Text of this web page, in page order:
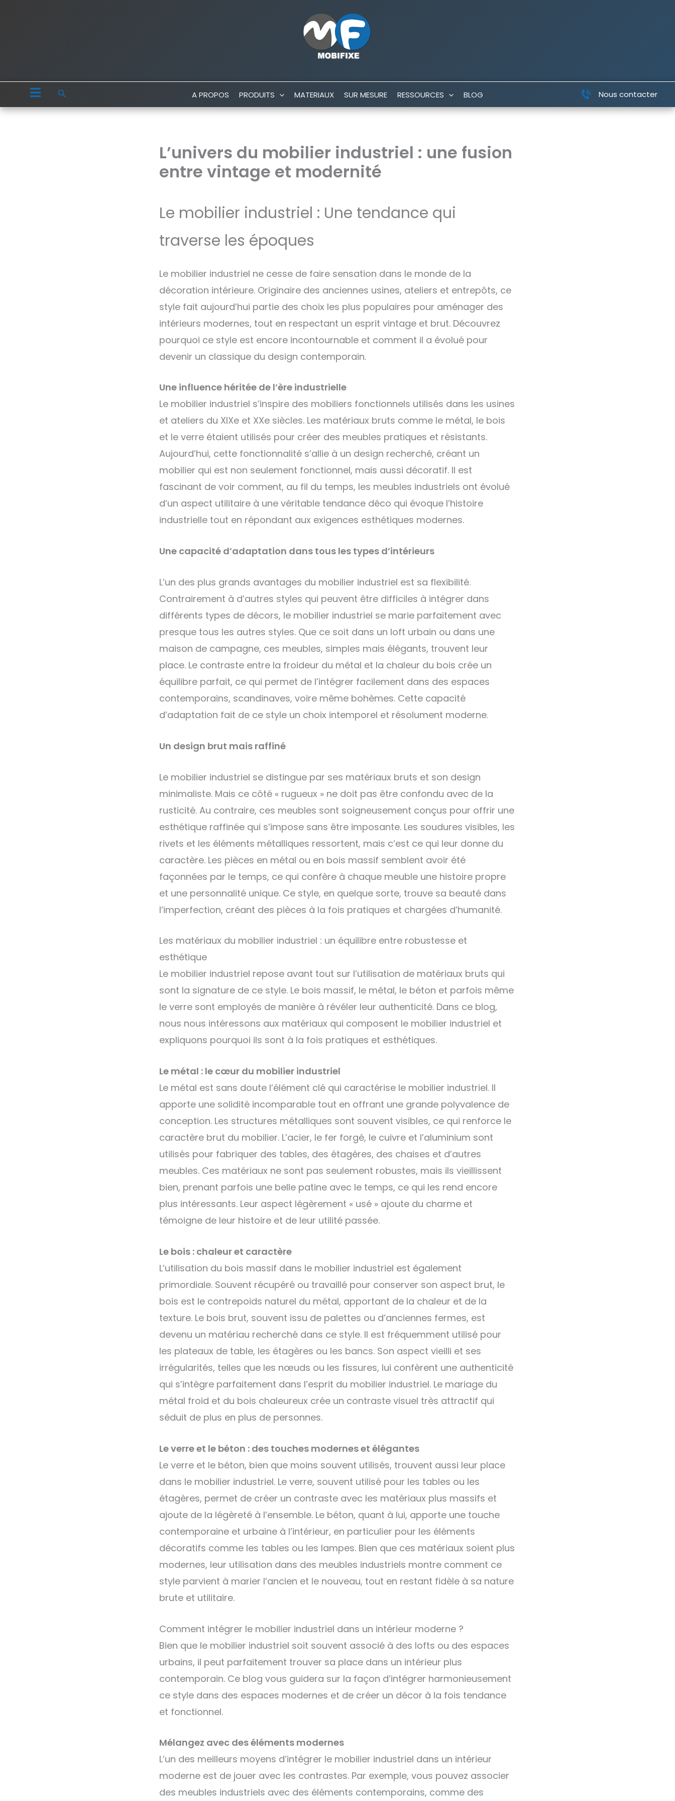
Rechercher A PROPOS PRODUITS MATERIAUX SUR MESURE RESSOURCES BLOG Nous contacter
L’univers du mobilier industriel : une fusion
entre vintage et modernité
Le mobilier industriel : Une tendance qui
traverse les époques
Le mobilier industriel ne cesse de faire sensation dans le monde de la
décoration intérieure. Originaire des anciennes usines, ateliers et entrepôts, ce
style fait aujourd’hui partie des choix les plus populaires pour aménager des
intérieurs modernes, tout en respectant un esprit vintage et brut. Découvrez
pourquoi ce style est encore incontournable et comment il a évolué pour
devenir un classique du design contemporain.
Une influence héritée de l’ère industrielle
Le mobilier industriel s’inspire des mobiliers fonctionnels utilisés dans les usines
et ateliers du XIXe et XXe siècles. Les matériaux bruts comme le métal, le bois
et le verre étaient utilisés pour créer des meubles pratiques et résistants.
Aujourd’hui, cette fonctionnalité s’allie à un design recherché, créant un
mobilier qui est non seulement fonctionnel, mais aussi décoratif. Il est
fascinant de voir comment, au fil du temps, les meubles industriels ont évolué
d’un aspect utilitaire à une véritable tendance déco qui évoque l’histoire
industrielle tout en répondant aux exigences esthétiques modernes.
Une capacité d’adaptation dans tous les types d’intérieurs
L’un des plus grands avantages du mobilier industriel est sa flexibilité.
Contrairement à d’autres styles qui peuvent être difficiles à intégrer dans
différents types de décors, le mobilier industriel se marie parfaitement avec
presque tous les autres styles. Que ce soit dans un loft urbain ou dans une
maison de campagne, ces meubles, simples mais élégants, trouvent leur
place. Le contraste entre la froideur du métal et la chaleur du bois crée un
équilibre parfait, ce qui permet de l’intégrer facilement dans des espaces
contemporains, scandinaves, voire même bohèmes. Cette capacité
d’adaptation fait de ce style un choix intemporel et résolument moderne.
Un design brut mais raffiné
Le mobilier industriel se distingue par ses matériaux bruts et son design
minimaliste. Mais ce côté « rugueux » ne doit pas être confondu avec de la
rusticité. Au contraire, ces meubles sont soigneusement conçus pour offrir une
esthétique raffinée qui s’impose sans être imposante. Les soudures visibles, les
rivets et les éléments métalliques ressortent, mais c’est ce qui leur donne du
caractère. Les pièces en métal ou en bois massif semblent avoir été
façonnées par le temps, ce qui confère à chaque meuble une histoire propre
et une personnalité unique. Ce style, en quelque sorte, trouve sa beauté dans
l’imperfection, créant des pièces à la fois pratiques et chargées d’humanité.
Les matériaux du mobilier industriel : un équilibre entre robustesse et
esthétique
Le mobilier industriel repose avant tout sur l’utilisation de matériaux bruts qui
sont la signature de ce style. Le bois massif, le métal, le béton et parfois même
le verre sont employés de manière à révéler leur authenticité. Dans ce blog,
nous nous intéressons aux matériaux qui composent le mobilier industriel et
expliquons pourquoi ils sont à la fois pratiques et esthétiques.
Le métal : le cœur du mobilier industriel
Le métal est sans doute l’élément clé qui caractérise le mobilier industriel. Il
apporte une solidité incomparable tout en offrant une grande polyvalence de
conception. Les structures métalliques sont souvent visibles, ce qui renforce le
caractère brut du mobilier. L’acier, le fer forgé, le cuivre et l’aluminium sont
utilisés pour fabriquer des tables, des étagères, des chaises et d’autres
meubles. Ces matériaux ne sont pas seulement robustes, mais ils vieillissent
bien, prenant parfois une belle patine avec le temps, ce qui les rend encore
plus intéressants. Leur aspect légèrement « usé » ajoute du charme et
témoigne de leur histoire et de leur utilité passée.
Le bois : chaleur et caractère
L’utilisation du bois massif dans le mobilier industriel est également
primordiale. Souvent récupéré ou travaillé pour conserver son aspect brut, le
bois est le contrepoids naturel du métal, apportant de la chaleur et de la
texture. Le bois brut, souvent issu de palettes ou d’anciennes fermes, est
devenu un matériau recherché dans ce style. Il est fréquemment utilisé pour
les plateaux de table, les étagères ou les bancs. Son aspect vieilli et ses
irrégularités, telles que les nœuds ou les fissures, lui confèrent une authenticité
qui s’intègre parfaitement dans l’esprit du mobilier industriel. Le mariage du
métal froid et du bois chaleureux crée un contraste visuel très attractif qui
séduit de plus en plus de personnes.
Le verre et le béton : des touches modernes et élégantes
Le verre et le béton, bien que moins souvent utilisés, trouvent aussi leur place
dans le mobilier industriel. Le verre, souvent utilisé pour les tables ou les
étagères, permet de créer un contraste avec les matériaux plus massifs et
ajoute de la légèreté à l’ensemble. Le béton, quant à lui, apporte une touche
contemporaine et urbaine à l’intérieur, en particulier pour les éléments
décoratifs comme les tables ou les lampes. Bien que ces matériaux soient plus
modernes, leur utilisation dans des meubles industriels montre comment ce
style parvient à marier l’ancien et le nouveau, tout en restant fidèle à sa nature
brute et utilitaire.
Comment intégrer le mobilier industriel dans un intérieur moderne ?
Bien que le mobilier industriel soit souvent associé à des lofts ou des espaces
urbains, il peut parfaitement trouver sa place dans un intérieur plus
contemporain. Ce blog vous guidera sur la façon d’intégrer harmonieusement
ce style dans des espaces modernes et de créer un décor à la fois tendance
et fonctionnel.
Mélangez avec des éléments modernes
L’un des meilleurs moyens d’intégrer le mobilier industriel dans un intérieur
moderne est de jouer avec les contrastes. Par exemple, vous pouvez associer
des meubles industriels avec des éléments contemporains, comme des